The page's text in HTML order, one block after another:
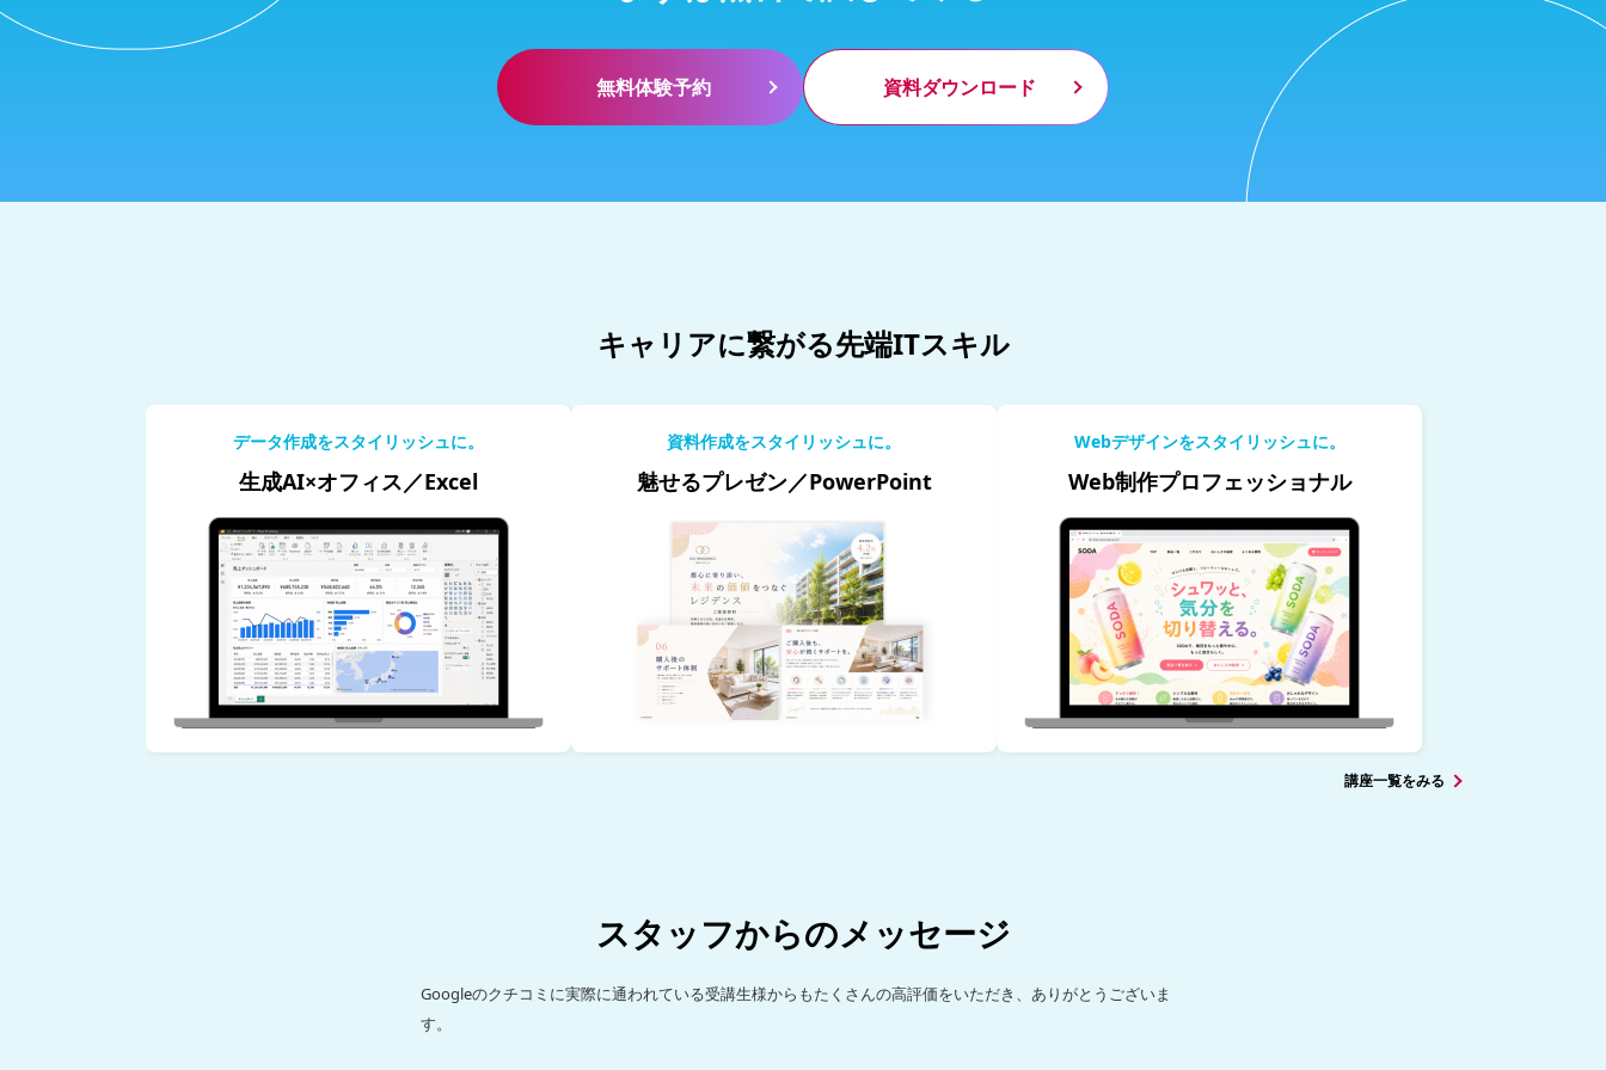
無料体験予約 資料ダウンロード
キャリアに繋がる先端ITスキル
データ作成をスタイリッシュに。
生成AI×オフィス／Excel
資料作成をスタイリッシュに。
魅せるプレゼン／PowerPoint
Webデザインをスタイリッシュに。
Web制作プロフェッショナル
講座一覧をみる
スタッフからのメッセージ
Googleのクチコミに実際に通われている受講生様からもたくさんの高評価をいただき、ありがとうございま
す。